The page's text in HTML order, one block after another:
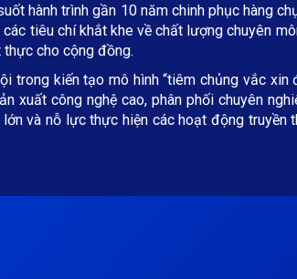
hành trình gần 10 năm chinh phục hàng
tiêu chí khắt khe về chất lượng chuyên
cho cộng đồng.
kiến tạo mô hình “tiêm chủng vắc xin
xuất công nghệ cao, phân phối chuyên
và nỗ lực thực hiện các hoạt động truyền